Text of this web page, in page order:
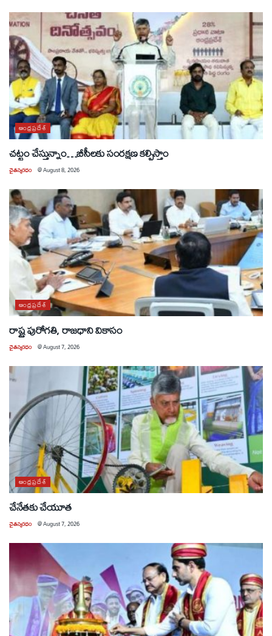
ఆంధ్రప్రదేశ్
చట్టం చేస్తున్నాం…బీసీలకు సంరక్షణ కల్పిస్తాం
చైతన్యరధం @August 8, 2026
ఆంధ్రప్రదేశ్
రాష్ట్ర పురోగతి, రాజధాని వికాసం
చైతన్యరధం @August 7, 2026
ఆంధ్రప్రదేశ్
చేనేతకు చేయూత
చైతన్యరధం @August 7, 2026